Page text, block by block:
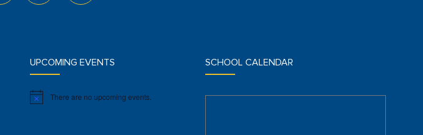
UPCOMING EVENTS
Notice There are no upcoming events.
SCHOOL CALENDAR